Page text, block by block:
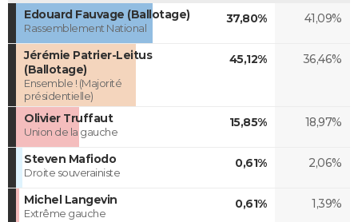
Edouard Fauvage (Ballotage)
Rassemblement National
37,80% 41,09%
Jérémie Patrier-Leitus
(Ballotage)
Ensemble ! (Majorité
présidentielle)
45,12% 36,46%
Olivier Truffaut
Union de la gauche
15,85% 18,97%
Steven Mafiodo
Droite souverainiste
0,61% 2,06%
Michel Langevin
Extrême gauche
0,61% 1,39%